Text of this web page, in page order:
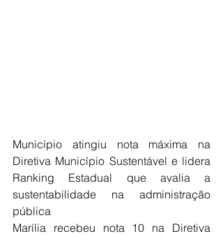
Município atingiu nota máxima na
Diretiva Município Sustentável e lidera
Ranking Estadual que avalia a
sustentabilidade na administração
pública
Marília recebeu nota 10 na Diretiva